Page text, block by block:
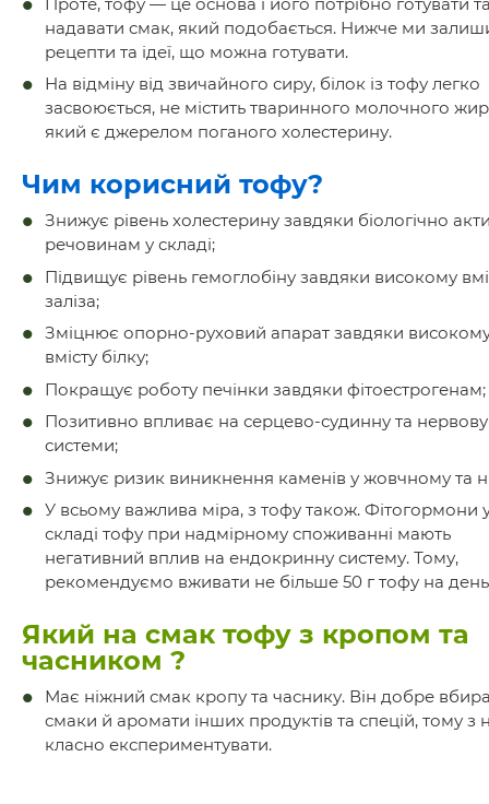
надавати смак, який подобається. Нижче ми
рецепти та ідеї, що можна готувати.
На відміну від звичайного сиру, білок із тофу легко
засвоюється, не містить тваринного молочного
який є джерелом поганого холестерину.
Чим корисний тофу?
Знижує рівень холестерину завдяки біологічно
речовинам у складі;
Підвищує рівень гемоглобіну завдяки високому
заліза;
Зміцнює опорно-руховий апарат завдяки
вмісту білку;
Покращує роботу печінки завдяки фітоестрогенам;
Позитивно впливає на серцево-судинну та нервову
системи;
Знижує ризик виникнення каменів у жовчному та
У всьому важлива міра, з тофу також. Фітогормони
складі тофу при надмірному споживанні мають
негативний вплив на ендокринну систему. Тому,
рекомендуємо вживати не більше 50 г тофу на
Який на смак тофу з кропом та
часником ?
Має ніжний смак кропу та часнику. Він добре
смаки й аромати інших продуктів та спецій, тому з
класно експериментувати.